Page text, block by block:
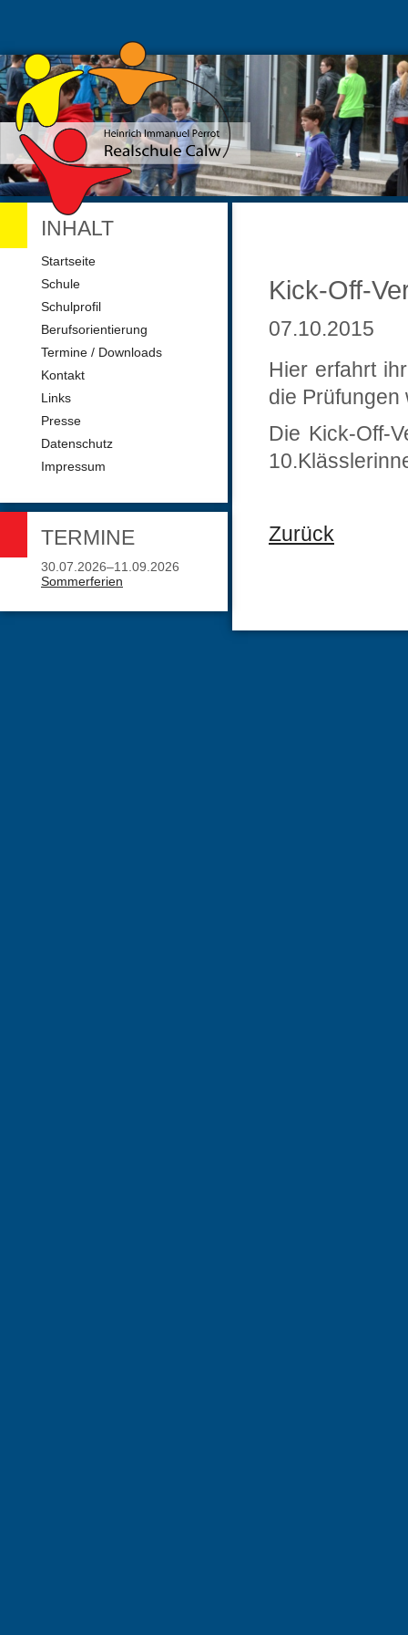
Kick-Off-
07.10.2015
Hier erfahrt
die Prüfungen
Die Kick-Off-
Zurück
INHALT
Navigation
Startseite
Schule
Schulprofil
Berufsorientierung
Termine / Downloads
Kontakt
Links
Presse
Datenschutz
Impressum
TERMINE
30.07.2026–11.09.2026
Sommerferien